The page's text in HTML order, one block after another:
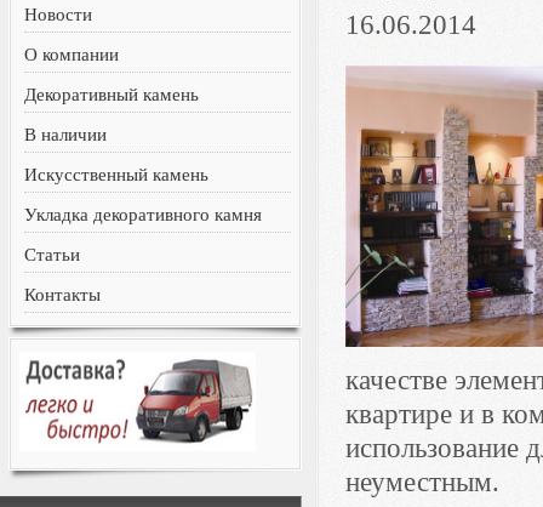
Новости
О компании
Декоративный камень
В наличии
Искусственный камень
Укладка декоративного камня
Статьи
Контакты
16.06.2014
качестве
квартире и в
использование
неуместным.